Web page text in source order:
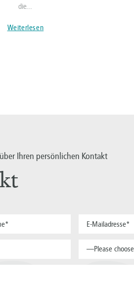
die...
Weiterlesen
Ihren persönlichen Kontakt
—Please